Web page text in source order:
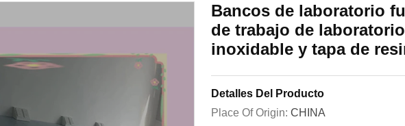
Bancos de laboratorio
de trabajo de
inoxidable y tapa de
Detalles Del Producto
Place Of Origin: CHINA